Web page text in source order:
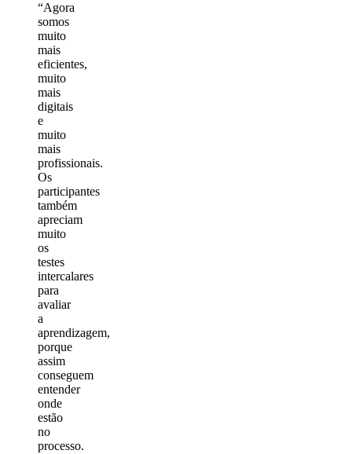
“Agora
somos
muito
mais
eficientes,
muito
mais
digitais
e
muito
mais
profissionais.
Os
participantes
também
apreciam
muito
os
testes
intercalares
para
avaliar
a
aprendizagem,
porque
assim
conseguem
entender
onde
estão
no
processo.